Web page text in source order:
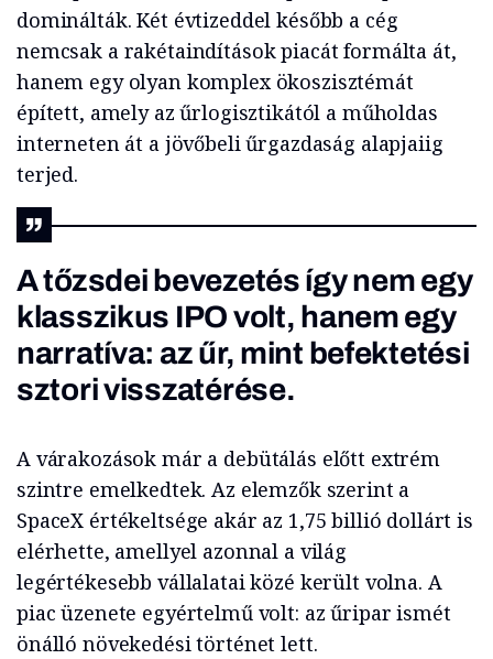
dominálták. Két évtizeddel később a cég
nemcsak a rakétaindítások piacát formálta át,
hanem egy olyan komplex ökoszisztémát
épített, amely az űrlogisztikától a műholdas
interneten át a jövőbeli űrgazdaság alapjaiig
terjed.
A tőzsdei bevezetés így nem egy
klasszikus IPO volt, hanem egy
narratíva: az űr, mint befektetési
sztori visszatérése.
A várakozások már a debütálás előtt extrém
szintre emelkedtek. Az elemzők szerint a
SpaceX értékeltsége akár az 1,75 billió dollárt is
elérhette, amellyel azonnal a világ
legértékesebb vállalatai közé került volna. A
piac üzenete egyértelmű volt: az űripar ismét
önálló növekedési történet lett.